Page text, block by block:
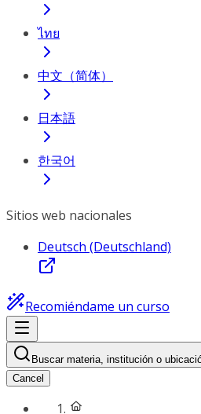
ไทย
中文（简体）
日本語
한국어
Sitios web nacionales
Deutsch (Deutschland)
Recomiéndame un curso
Buscar materia, institución o
Cancel